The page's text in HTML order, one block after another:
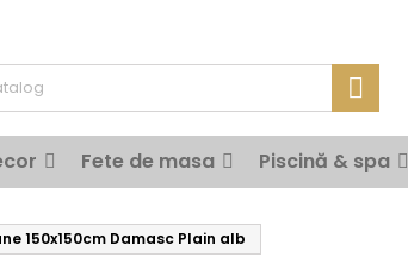

Fete de masa Piscină & spa
150x150cm Damasc Plain alb